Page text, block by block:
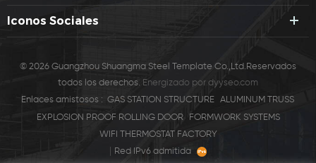
Iconos Sociales
© 2026 Guangzhou Shuangma Steel Template Co.,Ltd.Reservados
todos los derechos. Energizado por dyyseo.com
Enlaces amistosos : GAS STATION STRUCTURE
ALUMINUM TRUSS
EXPLOSION PROOF ROLLING DOOR
FORMWORK SYSTEMS
WIFI THERMOSTAT FACTORY
Red IPv6 admitida